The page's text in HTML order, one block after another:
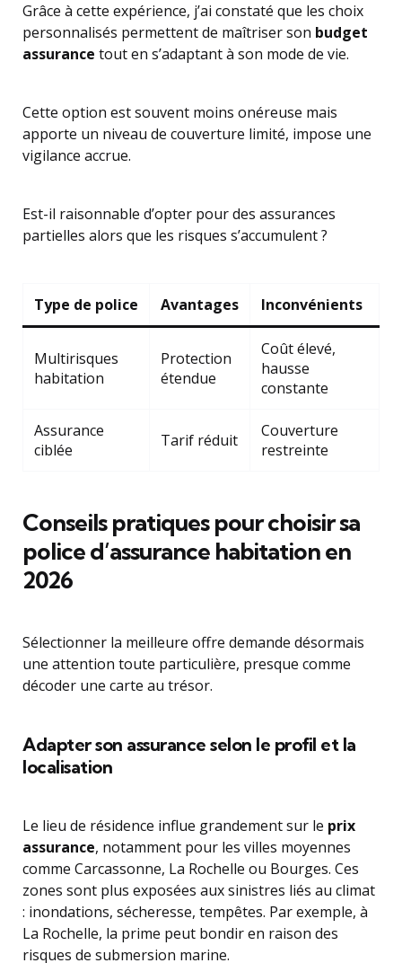
Grâce à cette expérience, j’ai constaté que les choix
personnalisés permettent de maîtriser son budget
assurance tout en s’adaptant à son mode de vie.
Cette option est souvent moins onéreuse mais
apporte un niveau de couverture limité, impose une
vigilance accrue.
Est-il raisonnable d’opter pour des assurances
partielles alors que les risques s’accumulent ?
Type de police Avantages Inconvénients
Multirisques
habitation
Protection
étendue
Coût élevé,
hausse
constante
Assurance
ciblée
Tarif réduit
Couverture
restreinte
Conseils pratiques pour choisir sa
police d’assurance habitation en
2026
Sélectionner la meilleure offre demande désormais
une attention toute particulière, presque comme
décoder une carte au trésor.
Adapter son assurance selon le profil et la
localisation
Le lieu de résidence influe grandement sur le prix
assurance, notamment pour les villes moyennes
comme Carcassonne, La Rochelle ou Bourges. Ces
zones sont plus exposées aux sinistres liés au climat
: inondations, sécheresse, tempêtes. Par exemple, à
La Rochelle, la prime peut bondir en raison des
risques de submersion marine.